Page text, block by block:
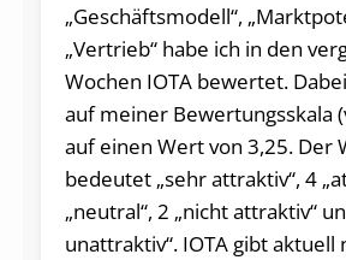
„Geschäftsmodell“,
„Vertrieb“ habe ich in den
Wochen IOTA bewertet.
auf meiner Bewertungsskala
auf einen Wert von 3,25. Der
bedeutet „sehr attraktiv“, 4
„neutral“, 2 „nicht attraktiv“
unattraktiv“. IOTA gibt aktuell